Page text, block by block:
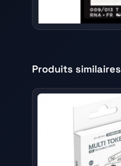
Produits similaires